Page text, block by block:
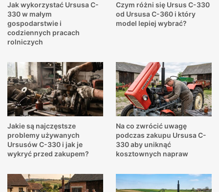
Jak wykorzystać Ursusa C-
330 w małym
gospodarstwie i
codziennych pracach
rolniczych
Czym różni się Ursus C-330
od Ursusa C-360 i który
model lepiej wybrać?
Jakie są najczęstsze
problemy używanych
Ursusów C-330 i jak je
wykryć przed zakupem?
Na co zwrócić uwagę
podczas zakupu Ursusa C-
330 aby uniknąć
kosztownych napraw